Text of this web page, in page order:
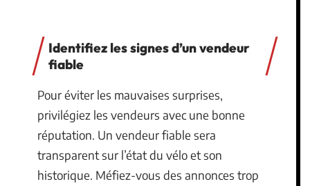
Identifiez les signes d’un vendeur
fiable
Pour éviter les mauvaises surprises,
privilégiez les vendeurs avec une bonne
réputation. Un vendeur fiable sera
transparent sur l’état du vélo et son
historique. Méfiez-vous des annonces trop